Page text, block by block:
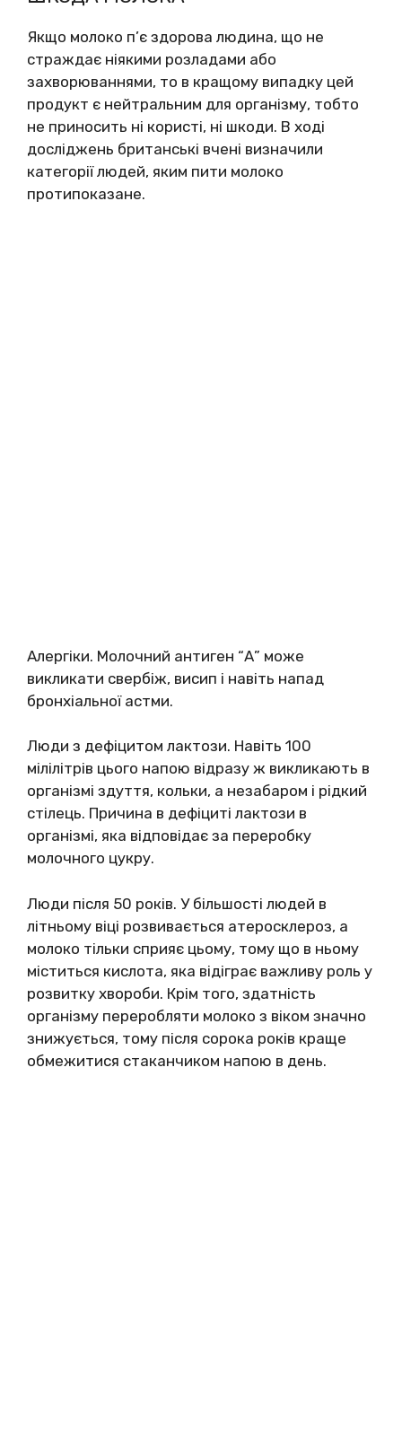
Якщо молоко п’є здорова людина, що не
страждає ніякими розладами або
захворюваннями, то в кращому випадку цей
продукт є нейтральним для організму, тобто
не приносить ні користі, ні шкоди. В ході
досліджень британські вчені визначили
категорії людей, яким пити молоко
протипоказане.
Алергіки. Молочний антиген “А” може
викликати свербіж, висип і навіть напад
бронхіальної астми.
Люди з дефіцитом лактози. Навіть 100
мілілітрів цього напою відразу ж викликають в
організмі здуття, кольки, а незабаром і рідкий
стілець. Причина в дефіциті лактози в
організмі, яка відповідає за переробку
молочного цукру.
Люди після 50 років. У більшості людей в
літньому віці розвивається атеросклероз, а
молоко тільки сприяє цьому, тому що в ньому
міститься кислота, яка відіграє важливу роль у
розвитку хвороби. Крім того, здатність
організму переробляти молоко з віком значно
знижується, тому після сорока років краще
обмежитися стаканчиком напою в день.